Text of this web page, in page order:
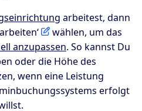
arbeitest, dann
wählen, um das
anzupassen. So kannst Du
oder die Höhe des
wenn eine Leistung
erfolgt